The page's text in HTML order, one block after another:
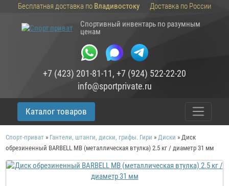
Бесплатная доставка по Владивостоку
Доставка по России
Спортивный инвентарь по разумным
ценам
+7 (423) 201-81-11, +7 (924) 522-22-20
info@sportprivate.ru
Каталог товаров
Спорт-приват » Гантели, штанги, диски, грифы. Гири » Диски » Диск
обрезиненный BARBELL MB (металлическая втулка) 2.5 кг / диаметр 31 мм